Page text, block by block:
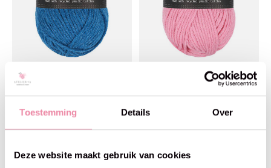
Toestemming Details Over
Deze website maakt gebruik van cookies
Scheepjes
Scheepjes -342 Cocon.
Spirulina
Truly Scrumptious -
Scheepjes -330 Cotton C.
Meringue